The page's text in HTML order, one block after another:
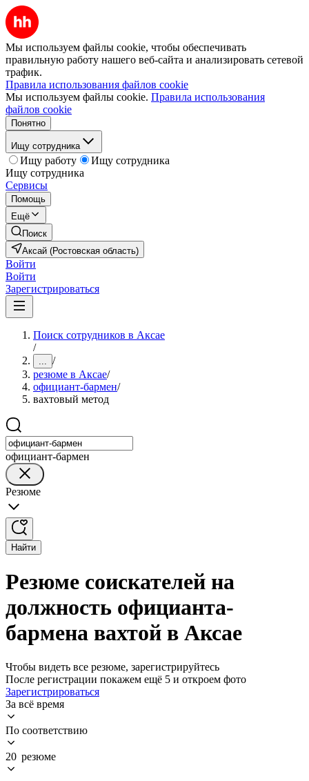
Мы используем файлы cookie, чтобы обеспечивать
правильную работу нашего веб-сайта и анализировать сетевой
трафик.
Правила использования файлов cookie
Мы используем файлы cookie. Правила использования
файлов cookie
Понятно
Ищу сотрудника
Ищу работу
Ищу сотрудника
Ищу сотрудника
Сервисы
Помощь
Ещё
Поиск
Аксай (Ростовская область)
Войти
Войти
Зарегистрироваться
Поиск сотрудников в Аксае
/
... /
резюме в Аксае/
официант-бармен/
вахтовый метод
официант-бармен
Резюме
Найти
Резюме соискателей на
должность официанта-
бармена вахтой в Аксае
Чтобы видеть все резюме, зарегистрируйтесь
После регистрации покажем ещё 5 и откроем фото
Зарегистрироваться
За всё время
По соответствию
20 резюме